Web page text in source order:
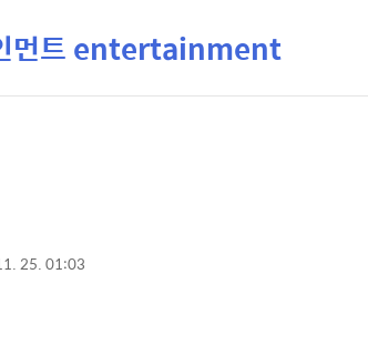
먼트 entertainment
25. 01:03